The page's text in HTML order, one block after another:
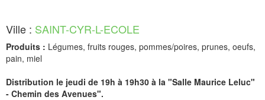
Ville : SAINT-CYR-L-ECOLE
Produits : Légumes, fruits rouges, pommes/poires, prunes, oeufs,
pain, miel
Distribution le jeudi de 19h à 19h30 à la "Salle Maurice Leluc"
- Chemin des Avenues".